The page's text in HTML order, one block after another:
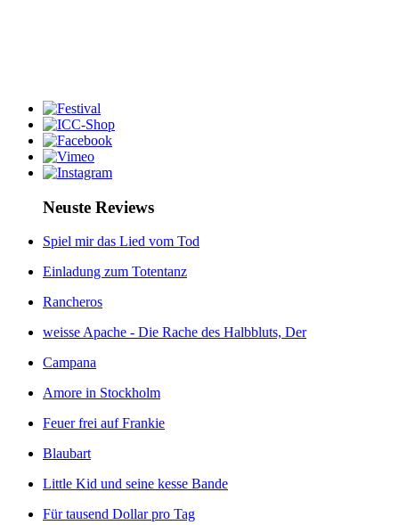
Neuste Reviews
Spiel mir das Lied vom Tod
Einladung zum Totentanz
Rancheros
weisse Apache - Die Rache des Halbbluts, Der
Campana
Amore in Stockholm
Feuer frei auf Frankie
Blaubart
Little Kid und seine kesse Bande
Für tausend Dollar pro Tag